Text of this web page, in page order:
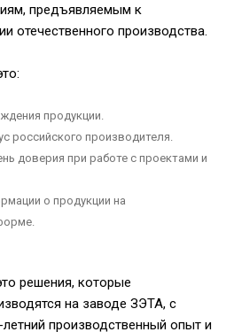
предъявляемым к
отечественного производства.
продукции.
российского производителя.
доверия при работе с проектами и
о продукции на
решения, которые
на заводе ЗЭТА, с
производственный опыт и